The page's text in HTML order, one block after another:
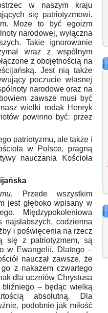
w naszym kraju
się patriotyzmowi.
Może to być egoizm
narodowej, wyłączna
Takie ignorowanie
wraz z wspólnym
z obojętnością na
Jest nią także
poczucie własnej
narodowe oraz na
zawsze musi być
wielki rodak Henryk
powinno być: przez
patriotyzmu, ale także i
w Polsce, pragną
nauczania Kościoła
Przede wszystkim
jest głęboko wpisany w
Międzypokoleniowa
codzienna
i poświęcenia na rzecz
się z patriotyzmem, są
w Ewangelii. Dlatego –
nauczał zawsze, że
z nakazem czwartego
dla uczniów Chrystusa
bliźniego – będąc wielką
absolutną. Dla
podobnie jak miłość